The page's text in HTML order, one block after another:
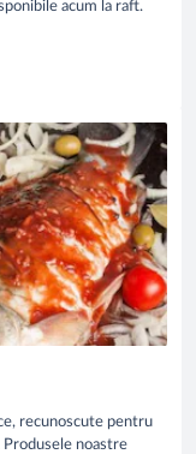
acum la raft.
recunoscute pentru
noastre